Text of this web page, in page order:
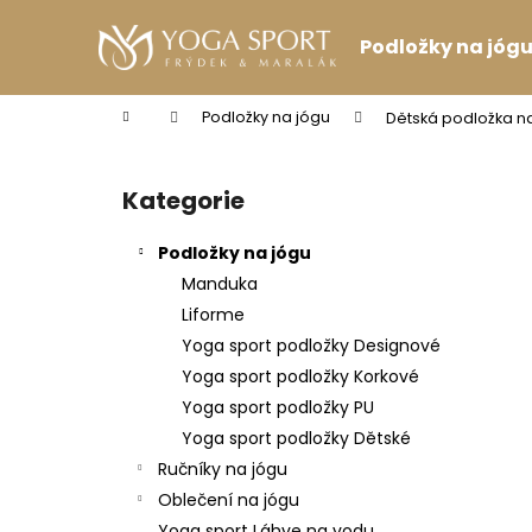
Podložky na jógu
Domů Podložky na jógu Dětská podložka
Přeskočit
kategorie
Kategorie
Podložky na jógu
Manduka
Liforme
Yoga sport podložky Designové
Yoga sport podložky Korkové
Yoga sport podložky PU
Yoga sport podložky Dětské
Ručníky na jógu
Oblečení na jógu
í
Zpět
do
Zpět
do
MAGNESIA 1.5 L